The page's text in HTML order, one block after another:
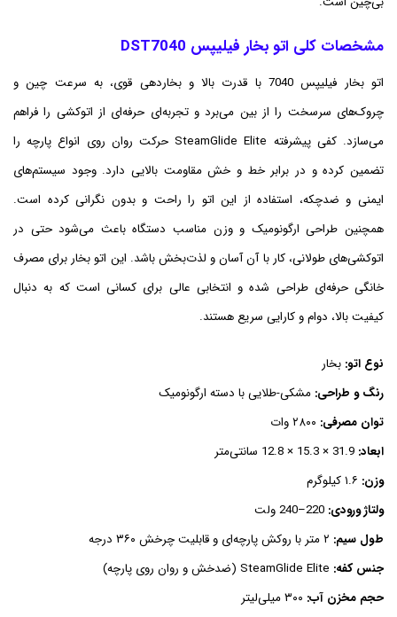
مشخصات کلی اتو بخار فیلیپس DST7040
اتو بخار فیلیپس 7040 با قدرت بالا و بخاردهی قوی، به سرعت چین و
چروک‌های سرسخت را از بین می‌برد و تجربه‌ای حرفه‌ای از اتوکشی را فراهم
می‌سازد. کفی پیشرفته SteamGlide Elite حرکت روان روی انواع پارچه را
تضمین کرده و در برابر خط و خش مقاومت بالایی دارد. وجود سیستم‌های
ایمنی و ضدچکه، استفاده از این اتو را راحت و بدون نگرانی کرده است.
همچنین طراحی ارگونومیک و وزن مناسب دستگاه باعث می‌شود حتی در
اتوکشی‌های طولانی، کار با آن آسان و لذت‌بخش باشد. این اتو بخار برای مصرف
خانگی حرفه‌ای طراحی شده و انتخابی عالی برای کسانی است که به دنبال
کیفیت بالا، دوام و کارایی سریع هستند.
نوع اتو: بخار
رنگ و طراحی: مشکی-طلایی با دسته ارگونومیک
توان مصرفی:
ابعاد:
وزن:
ولتاژ ورودی:
طول سیم:
جنس کفه:
حجم مخزن آب: